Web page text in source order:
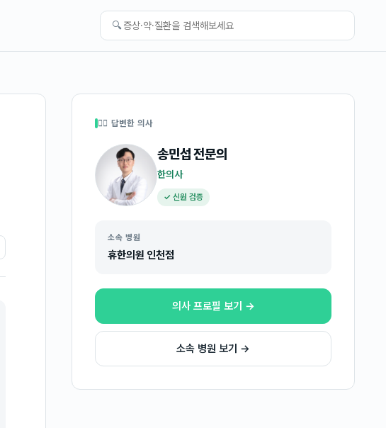
🔍
👩‍⚕️ 답변한 의사
송민섭전문의
한의사
✓ 신원 검증
소속 병원
휴한의원 인천점
의사 프로필 보기 →
소속 병원 보기 →